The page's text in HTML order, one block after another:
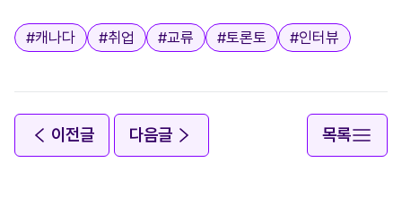
태그
#캐나다 #취업 #교류 #토론토 #인터뷰
이전글 다음글 목록